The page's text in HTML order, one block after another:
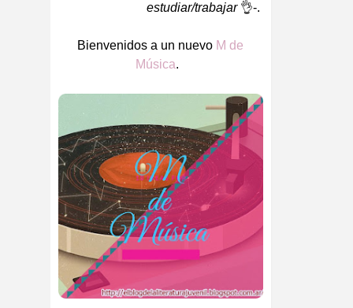
estudiar/trabajar 👌-.
Bienvenidos a un nuevo M de
Música.